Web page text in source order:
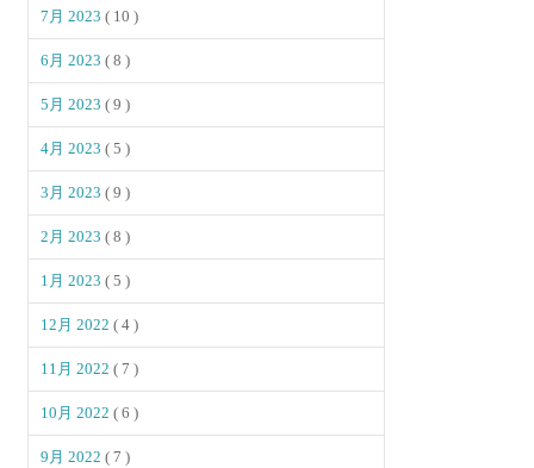
7月 2023( 10 )
6月 2023( 8 )
5月 2023( 9 )
4月 2023( 5 )
3月 2023( 9 )
2月 2023( 8 )
1月 2023( 5 )
12月 2022( 4 )
11月 2022( 7 )
10月 2022( 6 )
9月 2022( 7 )